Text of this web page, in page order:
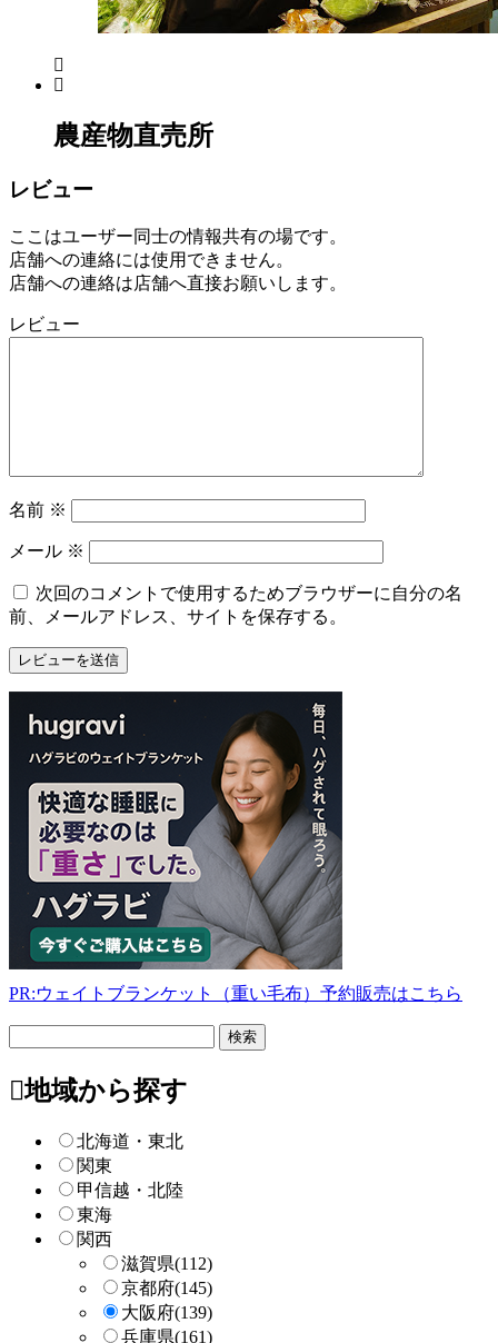
月
日
ね
と
農産物直売所
レビュー
ここはユーザー同士の情報共有の場です。
店舗への連絡には使用できません。
店舗への連絡は店舗へ直接お願いします。
レビュー
名前 ※
メール ※
次回のコメントで使用するためブラウザーに自分の名
前、メールアドレス、サイトを保存する。
PR:ウェイトブランケット（重い毛布）予約販売はこちら
ー
検地域から探す
北海道・東北
関東
甲信越・北陸
東海
関西
滋賀県(112)
京都府(145)
大阪府(139)
兵庫県(161)